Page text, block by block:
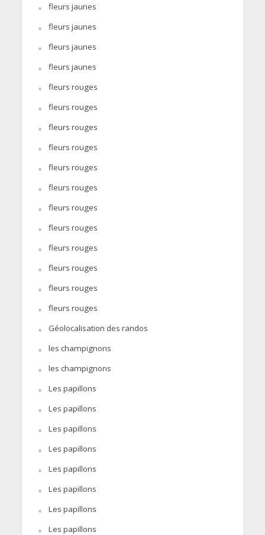
fleurs jaunes
fleurs jaunes
fleurs jaunes
fleurs jaunes
fleurs rouges
fleurs rouges
fleurs rouges
fleurs rouges
fleurs rouges
fleurs rouges
fleurs rouges
fleurs rouges
fleurs rouges
fleurs rouges
fleurs rouges
fleurs rouges
Géolocalisation des randos
les champignons
les champignons
Les papillons
Les papillons
Les papillons
Les papillons
Les papillons
Les papillons
Les papillons
Les papillons